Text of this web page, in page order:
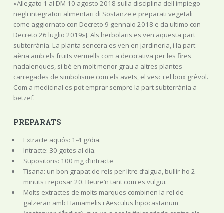
«Allegato 1 al DM 10 agosto 2018 sulla disciplina dell'impiego
negli integratori alimentari di Sostanze e preparati vegetali
come aggiornato con Decreto 9 gennaio 2018 e da ultimo con
Decreto 26 luglio 2019»]. Als herbolaris es ven aquesta part
subterrània. La planta sencera es ven en jardineria, i la part
aèria amb els fruits vermells com a decorativa per les fires
nadalenques, si bé en molt menor grau a altres plantes
carregades de simbolisme com els avets, el vesc i el boix grèvol.
Com a medicinal es pot emprar sempre la part subterrània a
betzef.
PREPARATS
Extracte aquós: 1-4 g/dia.
Intracte: 30 gotes al dia.
Supositoris: 100 mg d’intracte
Tisana: un bon grapat de rels per litre d’aigua, bullir-ho 2
minuts i reposar 20. Beure’n tant com es vulgui.
Molts extractes de molts marques combinen la rel de
galzeran amb Hamamelis i Aesculus hipocastanum